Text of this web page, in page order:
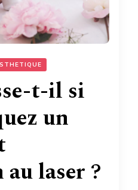
t-il si
un
laser ?